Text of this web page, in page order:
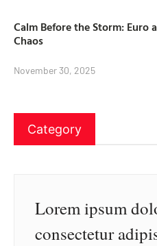
Calm Before the Storm: Euro
Chaos
November 30, 2025
Category
Lorem ipsum
consectetur